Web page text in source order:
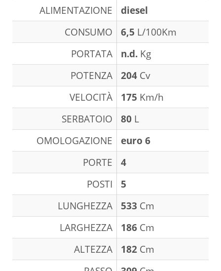
ALIMENTAZIONE
diesel
CONSUMO
6,5 L/100Km
PORTATA
n.d. Kg
POTENZA
204 Cv
VELOCITÀ
175 Km/h
SERBATOIO
80 L
OMOLOGAZIONE
euro 6
PORTE
4
POSTI
5
LUNGHEZZA
533 Cm
LARGHEZZA
186 Cm
ALTEZZA
182 Cm